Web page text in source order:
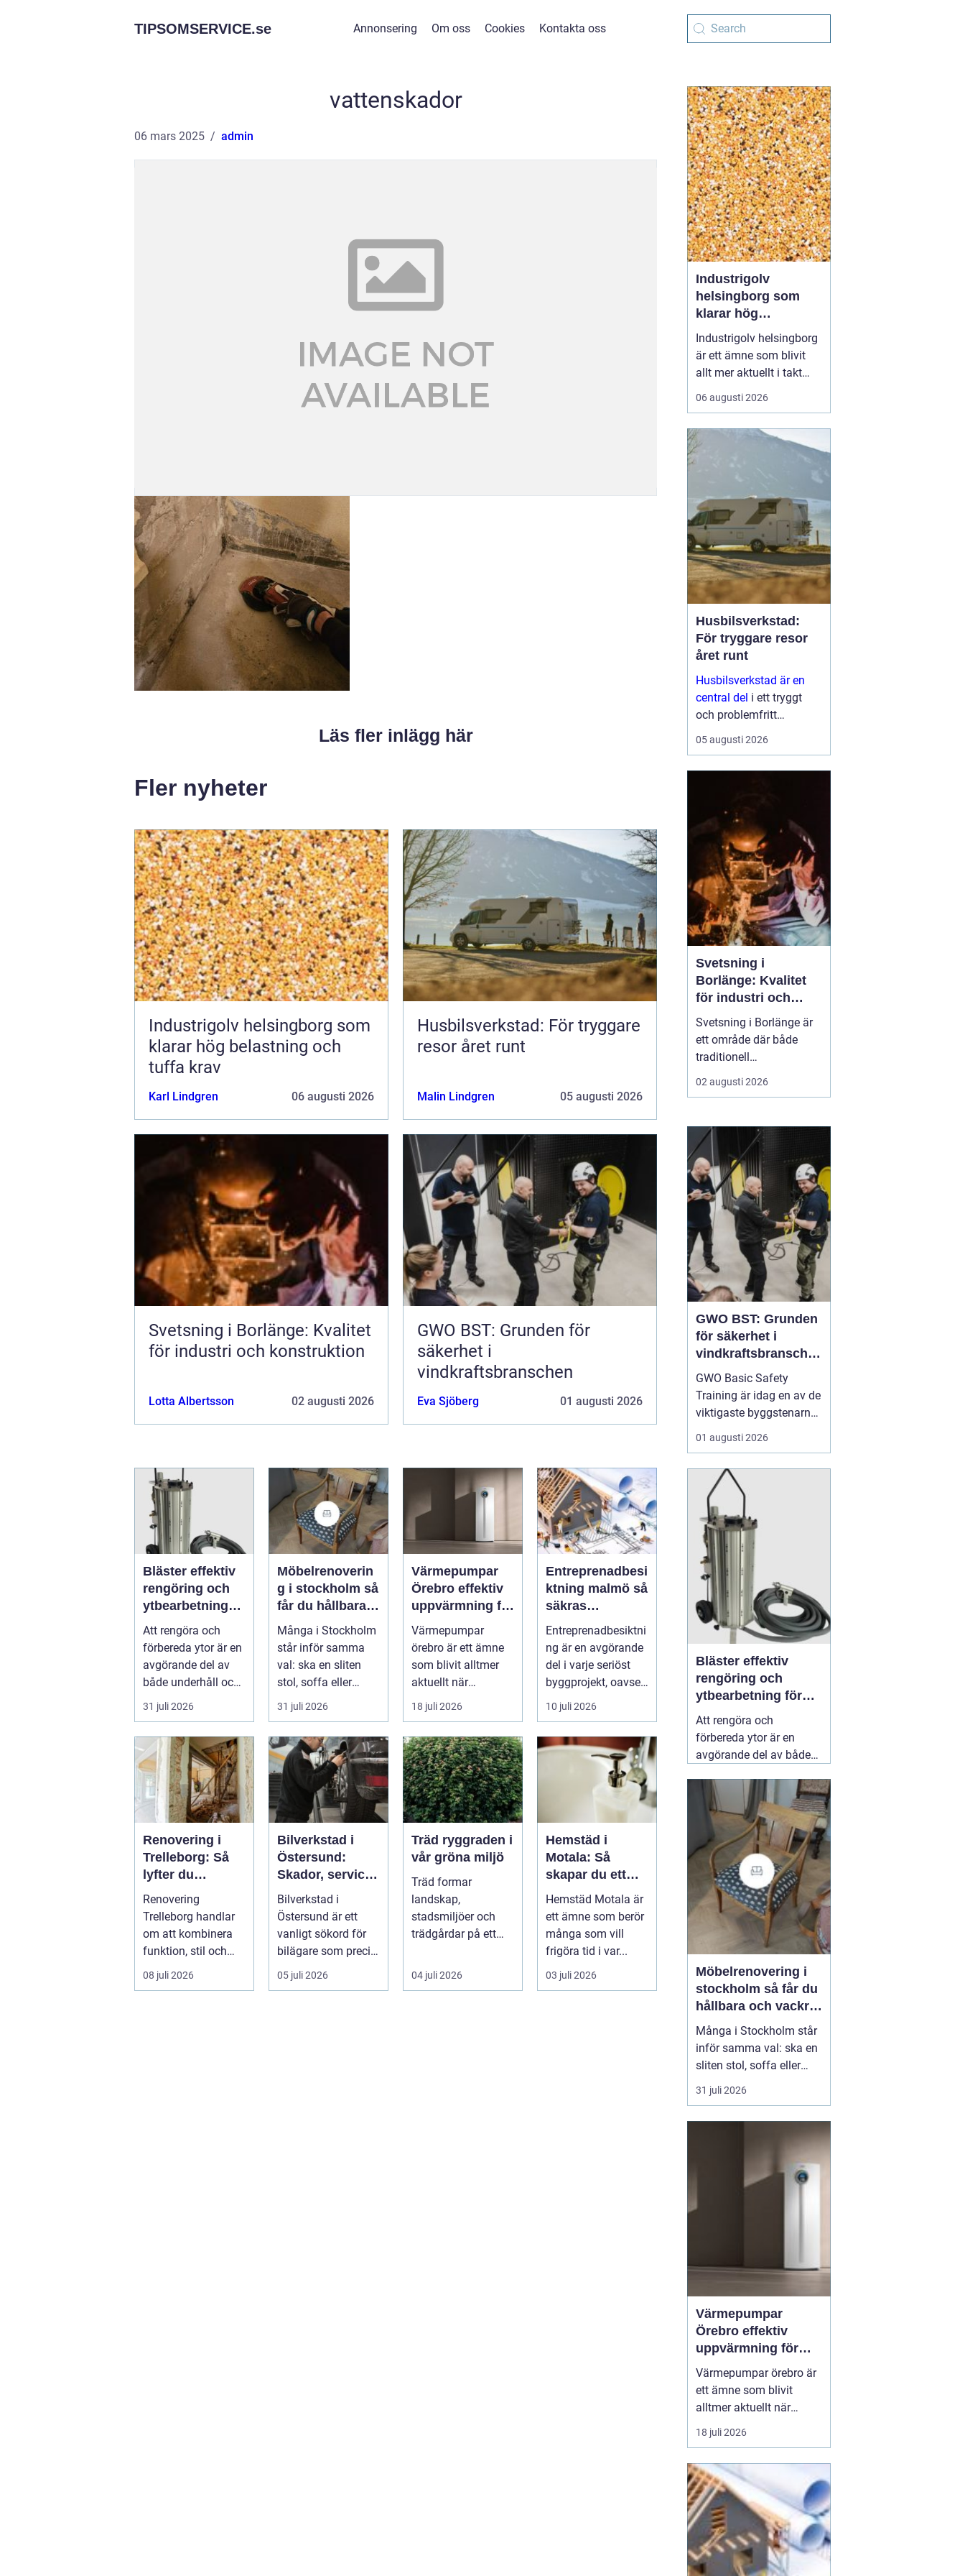
TIPSOMSERVICE.se Annonsering Om oss Cookies Kontakta oss
vattenskador
06 mars 2025 admin
Läs fler inlägg här
Fler nyheter
Industrigolv helsingborg som
klarar hög belastning och
tuffa krav
Karl Lindgren 06 augusti 2026
Husbilsverkstad: För tryggare
resor året runt
Malin Lindgren 05 augusti 2026
Svetsning i Borlänge: Kvalitet
för industri och konstruktion
Lotta Albertsson 02 augusti 2026
GWO BST: Grunden för
säkerhet i
vindkraftsbranschen
Eva Sjöberg 01 augusti 2026
Bläster effektiv
rengöring och
ytbearbetning
för proffs och
hantverkare
Att rengöra och
förbereda ytor är en
avgörande del av
både underhåll och
renovering. Färg,
rost, smu...
31 juli 2026
Möbelrenoverin
g i stockholm så
får du hållbara
och vackra
möbler
Många i Stockholm
står inför samma
val: ska en sliten
stol, soffa eller
fåtölj slängas,
säljas billi...
31 juli 2026
Värmepumpar
Örebro effektiv
uppvärmning för
hus och
fastigheter
Värmepumpar
örebro är ett ämne
som blivit alltmer
aktuellt när
energipriser stiger
och fler vill sän...
18 juli 2026
Entreprenadbesi
ktning malmö så
säkras
kvaliteten i
byggprojekt
Entreprenadbesiktni
ng är en avgörande
del i varje seriöst
byggprojekt, oavsett
om det handlar om
en ...
10 juli 2026
Renovering i
Trelleborg: Så
lyfter du
hemmet på ett
smart sätt
Renovering
Trelleborg handlar
om att kombinera
funktion, stil och
långsiktig ekonomi i
samma p...
08 juli 2026
Bilverkstad i
Östersund:
Skador, service
och smarta val
för din bil
Bilverkstad i
Östersund är ett
vanligt sökord för
bilägare som precis
f&ari...
05 juli 2026
Träd ryggraden i
vår gröna miljö
Träd formar
landskap,
stadsmiljöer och
trädgårdar på ett
växter klarar. De ger
sku...
04 juli 2026
Hemstäd i
Motala: Så
skapar du ett
rent hem utan
stress
Hemstäd Motala är
ett ämne som berör
många som vill
frigöra tid i var...
03 juli 2026
Industrigolv
helsingborg som
klarar hög
belastning och tuffa
krav
Industrigolv helsingborg
är ett ämne som blivit
allt mer aktuellt i takt
med att fler
verksamheter söker
lättskötta golvlösningar.
produktionsmiljöer
behöver golvet vara mer
än bara en slityta. Golvet
ska tåla tung trafi...
06 augusti 2026
Husbilsverkstad:
För tryggare resor
året runt
Husbilsverkstad är en
central del i ett tryggt
och problemfritt
husbilsliv. När en husbil
används som både
05 augusti 2026
Svetsning i
Borlänge: Kvalitet
för industri och
konstruktion
Svetsning i Borlänge är
ett område där både
traditionell
verkstadsindustri och
moderna
möts. I takt med att
kraven på hållbara
lösningar och hög
produktionssäkerhet ö...
02 augusti 2026
GWO BST: Grunden
för säkerhet i
vindkraftsbransche
n
GWO Basic Safety
Training är idag en av de
viktigaste byggstenarna
för alla som vill arbeta
professionellt inom
skapar en gemensam
säkerhetsnivå i en
bransch där jobbet ofta
sker långt frå...
01 augusti 2026
Bläster effektiv
rengöring och
ytbearbetning för
proffs och
hantverkare
Att rengöra och
förbereda ytor är en
avgörande del av både
renovering. Färg, rost,
smuts och gamla
beläggningar gör att
material åldras snabbare
och försämrar
slutresultatet vid
målning eller annan
behandling. Här31 juli
Möbelrenovering i
stockholm så får du
hållbara och vackra
möbler
Många i Stockholm står
inför samma val: ska en
sliten stol, soffa eller
fåtölj slängas, säljas
billigt eller renoveras?
möbelrenovering istället
för nyköp. Resultatet blir
ofta både mer personligt,
31 juli 2026
Värmepumpar
Örebro effektiv
uppvärmning för
hus och fastigheter
Värmepumpar örebro är
ett ämne som blivit
alltmer aktuellt när
energipriser stiger och
fler vill sänka sina
samtidigt som
klimatpåverkan minskar.
Många villaägare och
fastighetsägare i
regionen tittar på hur de
kan byta från direktver...
18 juli 2026